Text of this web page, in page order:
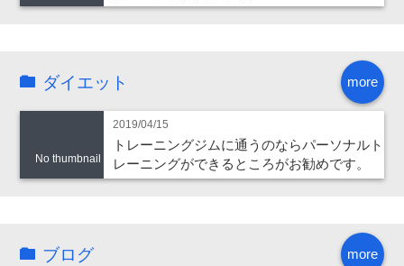
more
ダイエット
No thumbnail
2019/04/15
トレーニングジムに通うのならパーソナルト
レーニングができるところがお勧めです。
more
ブログ